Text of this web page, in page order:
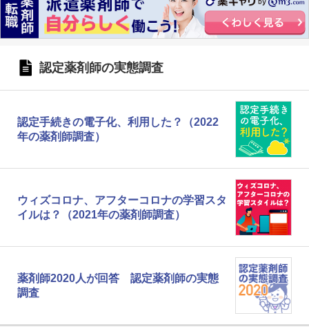
認定薬剤師の実態調査
認定手続きの電子化、利用した？（2022
年の薬剤師調査）
ウィズコロナ、アフターコロナの学習スタ
イルは？（2021年の薬剤師調査）
薬剤師2020人が回答 認定薬剤師の実態
調査